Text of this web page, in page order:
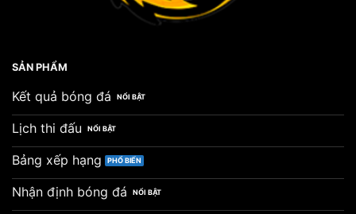
SẢN PHẨM
Kết quả bóng đá
Lịch thi đấu
Bảng xếp hạng
Nhận định bóng đá